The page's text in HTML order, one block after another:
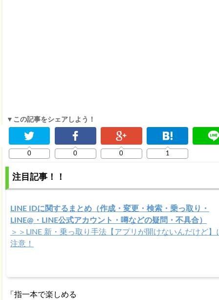
▼この記事をシェアしよう！
0 0 0 1
注目記事！！
LINE IDに関するまとめ（作成・変更・検索・乗っ取り・
LINE@・LINE公式アカウント・噂などの疑問・不具合）
＞＞LINE 新・乗っ取り手法【アプリが開けないんだけど】
注意！
「指一本で楽しめる